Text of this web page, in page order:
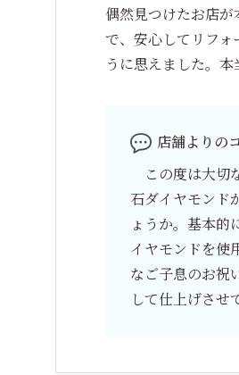
偶然見つけたお店
で、安心してリフ
うに思えました。本
店舗よりの
この度は大切
石ダイヤモンド
ょうか。基本的
イヤモンドを使
なご子息のお祝
して仕上げさせ